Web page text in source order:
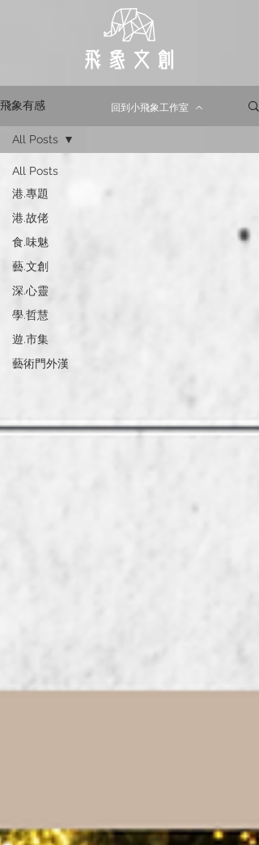
飛象有感
All Posts
港.專題
港.故佬
食.味魅
藝.文創
深.心靈
學.哲慧
遊.市集
藝術門外漢
All Posts
回到小飛象工作室